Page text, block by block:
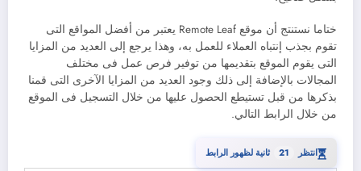
ختاما نستنتج أن موقع Remote Leaf يعتبر من أفضل المواقع التى
تقوم بجذب إنتباه العملاء للعمل به، وهذا يرجع إلى العديد من المزايا
التى يقوم الموقع بتقديمها من توفير فرص عمل فى مختلف
المجالات بالإضافة إلى ذلك وجود العديد من المزايا الآخرى التى قمنا
بذكرها من قبل تستيطع الحصول عليها من خلال التسجيل فى الموقع
من خلال الرابط التالي.
⏳انتظر 20 ثانية لظهور الرابط